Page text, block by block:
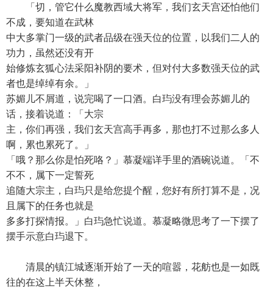
「切，管它什么魔教西域大将军，我们玄天宫还怕他们
不成，要知道在武林
中大多掌门一级的武者品级在强天位的位置，以我们二人的
功力，虽然还没有开
始修炼玄狐心法采阳补阴的要术，但对付大多数强天位的武
者也是绰绰有余。」
苏媚儿不屑道，说完喝了一口酒。白玙没有理会苏媚儿的
话，接着说道：「大宗
主，你们再强，我们玄天宫高手再多，那也打不过那么多人
啊，累也累死了。」
「哦？那么你是怕死咯？」慕凝端详手里的酒碗说道。「不
不不，属下一定誓死
追随大宗主，白玙只是给您提个醒，您好有所打算不是，况
且属下的任务也就是
多多打探情报。」白玙急忙说道。慕凝略微思考了一下摆了
摆手示意白玙退下。
清晨的镇江城逐渐开始了一天的喧嚣，花舫也是一如既
往的在这上半天休整，